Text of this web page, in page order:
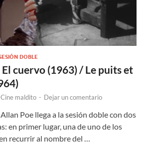
DOBLE
cuervo (1963) / Le puits et
Cine maldito - Dejar un comentario
Poe llega a la sesión doble con dos
en primer lugar, una de uno de los
recurrir al nombre del …